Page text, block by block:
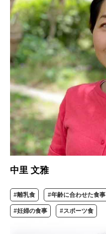
中里 文雅
#離乳食 #年齢に合わせた食事
#妊婦の食事 #スポーツ食